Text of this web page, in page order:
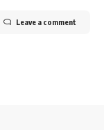
Leave a comment